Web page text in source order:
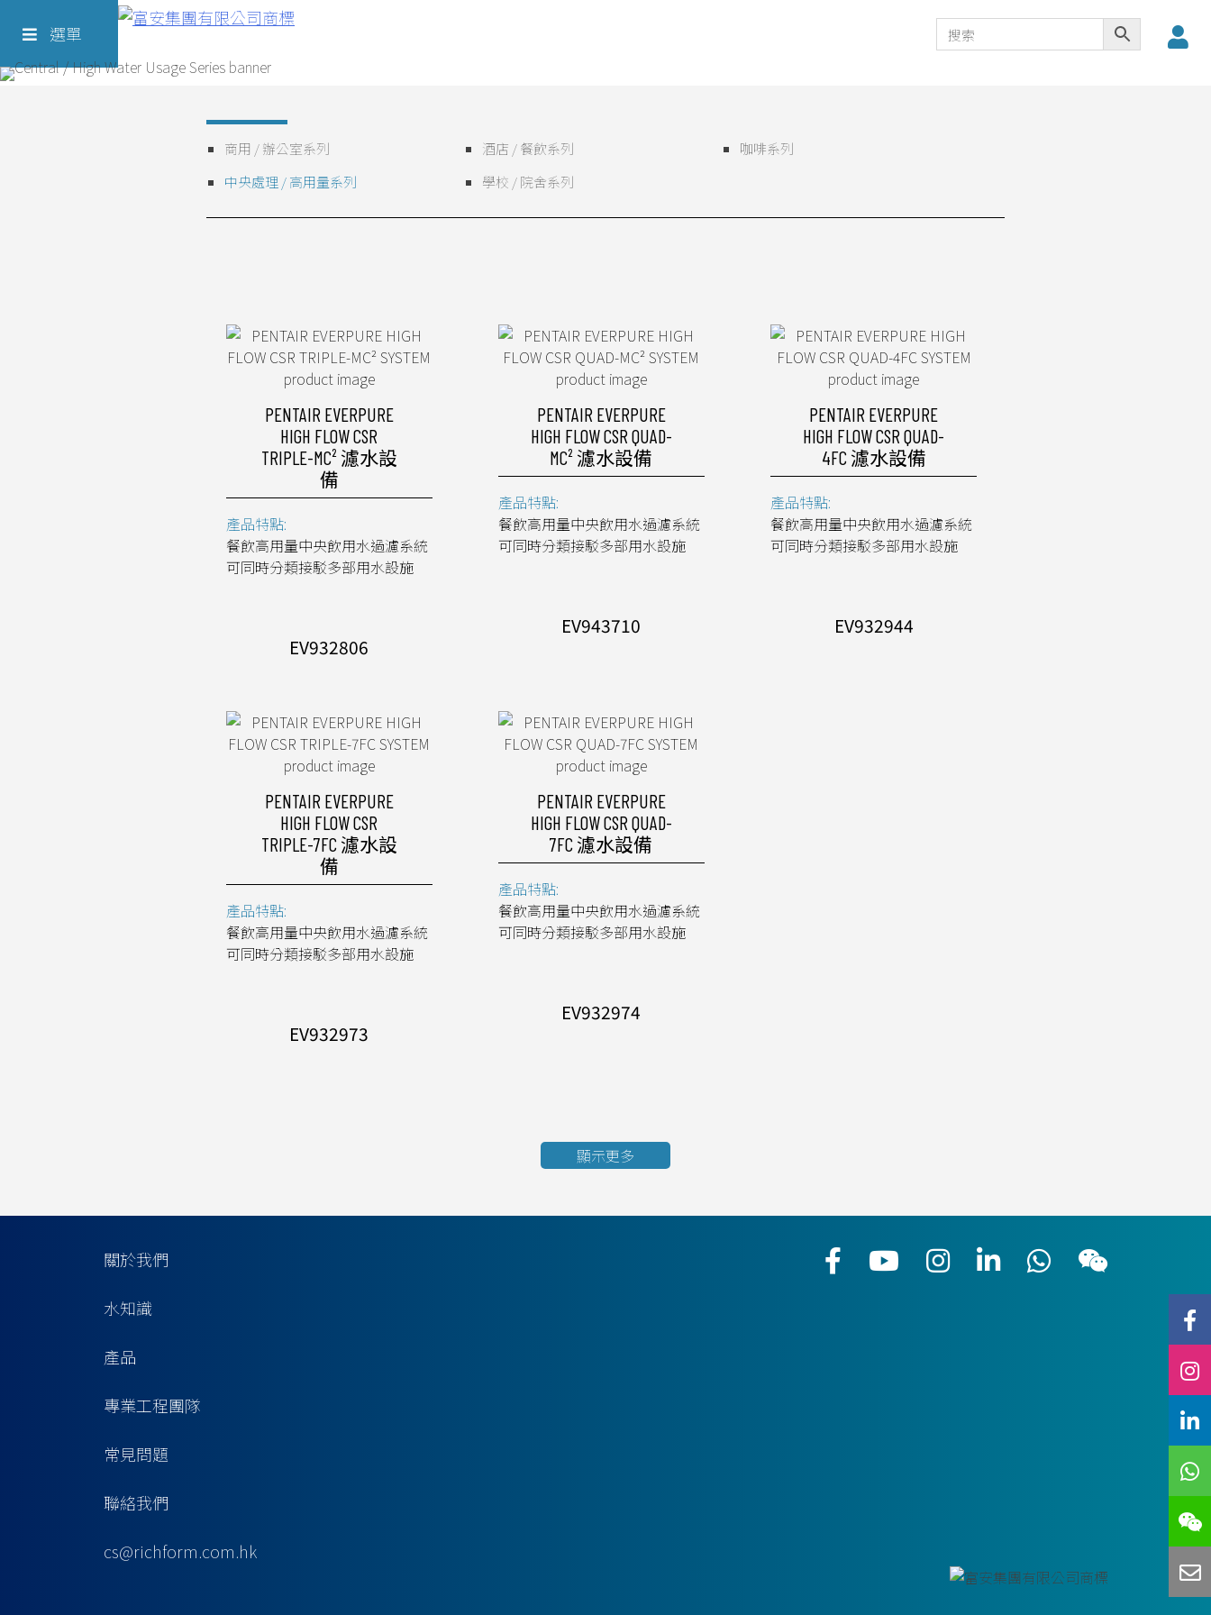
選單
商用 / 辦公室系列 酒店 / 餐飲系列
咖啡系列
中央處理 / 高用量系列
學校 / 院舍系列
PENTAIR EVERPURE
HIGH FLOW CSR
TRIPLE-MC² 濾水設
備
產品特點:
餐飲高用量中央飲用水過濾系統
可同時分類接駁多部用水設施
EV932806
PENTAIR EVERPURE
HIGH FLOW CSR QUAD-
MC² 濾水設備
產品特點:
餐飲高用量中央飲用水過濾系統
可同時分類接駁多部用水設施
EV943710
PENTAIR EVERPURE
HIGH FLOW CSR QUAD-
4FC 濾水設備
產品特點:
餐飲高用量中央飲用水過濾系統
可同時分類接駁多部用水設施
EV932944
PENTAIR EVERPURE
HIGH FLOW CSR
TRIPLE-7FC 濾水設
備
產品特點:
餐飲高用量中央飲用水過濾系統
可同時分類接駁多部用水設施
EV932973
PENTAIR EVERPURE
HIGH FLOW CSR QUAD-
7FC 濾水設備
產品特點:
餐飲高用量中央飲用水過濾系統
可同時分類接駁多部用水設施
EV932974
顯示更多
關於我們
水知識
產品
專業工程團隊
常見問題
聯絡我們
cs@richform.com.hk